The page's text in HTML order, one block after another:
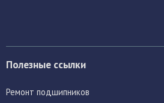
Полезные ссылки
Ремонт подшипников